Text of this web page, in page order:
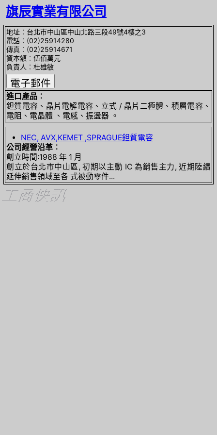
旗辰實業有限公司
地址︰台北巿中山區中山北路三段49號4樓之3
電話︰(02)25914280
傳真︰(02)25914671
資本額︰伍佰萬元
負責人︰杜雄敏
進口產品︰
鉭質電容、晶片電解電容、立式 / 晶片二極體、積層電容、
電阻、電晶體 、電感、振盪器 。
NEC, AVX,KEMET ,SPRAGUE鉭質電容
公司經營沿革︰
創立時間:1988 年 1 月
創立於台北市中山區, 初期以主動 IC 為銷售主力, 近期陸續
延伸銷售領域至各 式被動零件...